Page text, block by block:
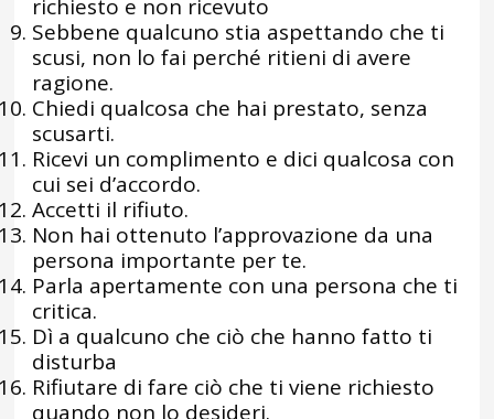
richiesto e non ricevuto
Sebbene qualcuno stia aspettando che ti
scusi, non lo fai perché ritieni di avere
ragione.
Chiedi qualcosa che hai prestato, senza
scusarti.
Ricevi un complimento e dici qualcosa con
cui sei d’accordo.
Accetti il rifiuto.
Non hai ottenuto l’approvazione da una
persona importante per te.
Parla apertamente con una persona che ti
critica.
Dì a qualcuno che ciò che hanno fatto ti
disturba
Rifiutare di fare ciò che ti viene richiesto
quando non lo desideri.